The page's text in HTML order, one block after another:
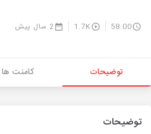
58:00
1.7K 2 سال پیش
توضیحات کامنت ها
توضیحات